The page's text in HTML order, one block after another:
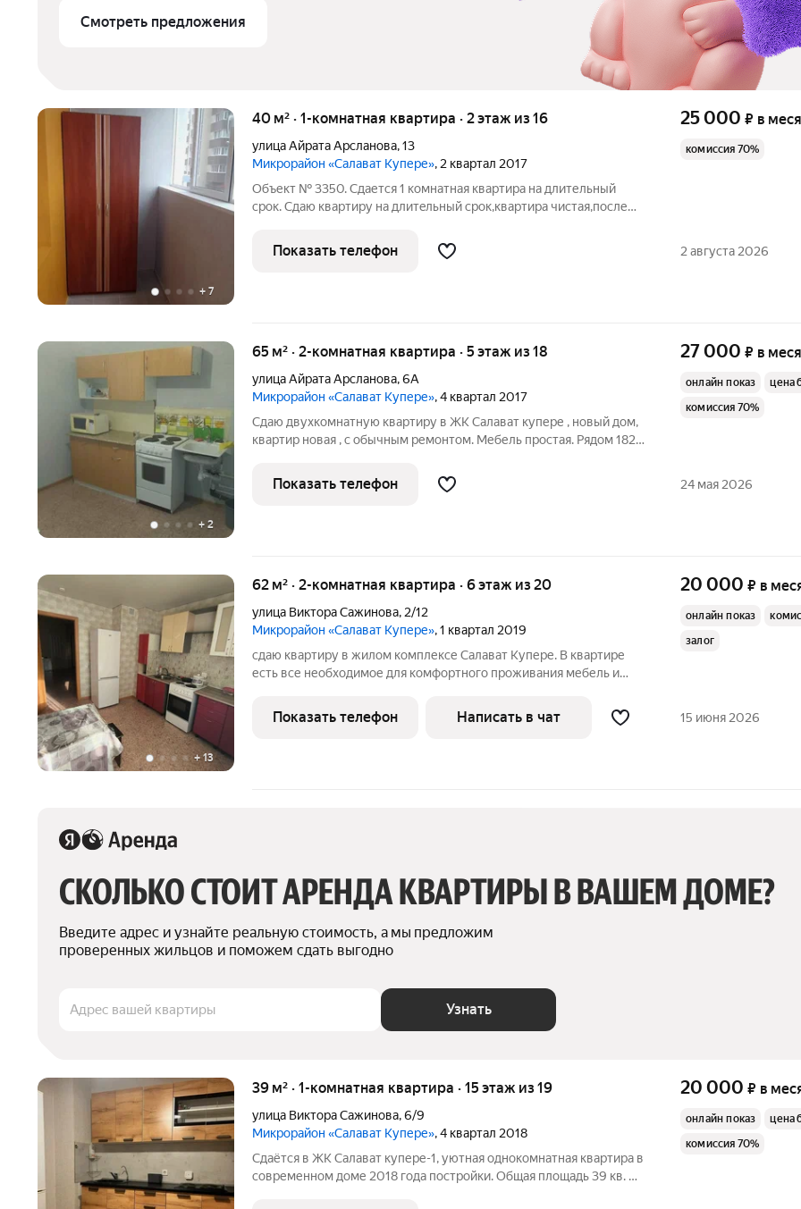
Смотреть предложения
+ 7
40 м² · 1-комнатная квартира · 2 этаж из 16
улица Айрата Арсланова,13
Микрорайон «Салават Купере», 2 квартал 2017
Объект № 3350. Сдается 1 комнатная квартира на длительный
срок. Cдаю квapтиру нa длитeльный cрок,квартиpа чиcтая,поcле
нoвая,подъeзд чистый соседи спoкойные,двoр
уxоженный,сoлнeчнaя
25 000 ₽ в
комиссия 70%
Показать телефон 2 августа 2026
+ 2
65 м² · 2-комнатная квартира · 5 этаж из 18
улица Айрата Арсланова,6А
Микрорайон «Салават Купере», 4 квартал 2017
Сдаю двухкомнатную квартиру в ЖК Салават купере , новый дом,
квартир новая , с обычным ремонтом. Мебель простая. Рядом 182
аптеки , остановка транспорта.
27 000 ₽ в
онлайн показ
цена
комиссия 70%
Показать телефон 24 мая 2026
+13
62 м² · 2-комнатная квартира · 6 этаж из 20
улица Виктора Сажинова, 2/12
Микрорайон «Салават Купере», 1 квартал 2019
сдаю квартиру в жилом комплексе Салават Купере. В квартире
есть все необходимое для комфортного проживания мебель и
20 000 ₽ в
онлайн показ
залог
Показать телефон Написать в чат 15 июня 2026
СКОЛЬКО СТОИТ АРЕНДА КВАРТИРЫ В ВАШЕМ ДОМЕ?
Введите адрес и узнайте реальную стоимость, а мы предложим
проверенных жильцов и поможем сдать выгодно
Адрес вашей квартиры Узнать
39 м² · 1-комнатная квартира · 15 этаж из 19
улица Виктора Сажинова,6/9
Микрорайон «Салават Купере», 4 квартал 2018
Сдаётся в ЖК Салават купере-1, уютная однокомнатная квартира в
современном доме 2018 года постройки. Общая площадь 39 кв. м,
20 000 ₽ в
онлайн показ
цена
комиссия 70%